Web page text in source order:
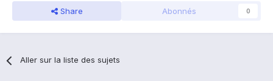
Share Abonnés 0
Aller sur la liste des sujets